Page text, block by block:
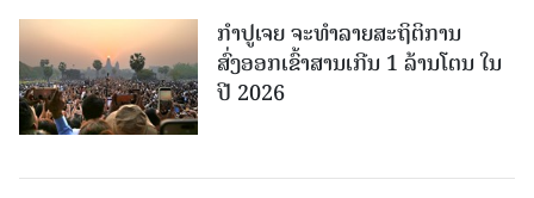
ກຳປູເຈຍ ຈະທຳລາຍສະຖິຕິການ
ສົ່ງອອກເຂົ້າສານເກີນ 1 ລ້ານໂຕນ ໃນ
ປີ 2026